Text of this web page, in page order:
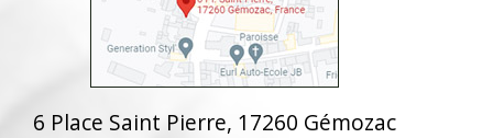
6 Place Saint Pierre, 17260 Gémozac